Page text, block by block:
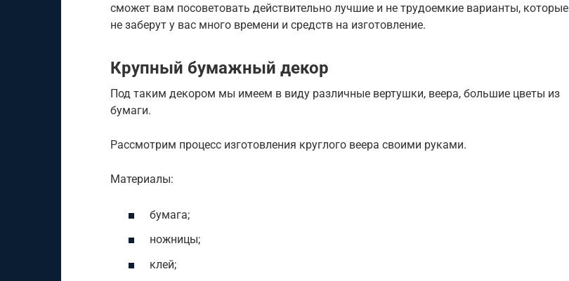
сможет вам посоветовать действительно лучшие и не трудоемкие варианты, которые
не заберут у вас много времени и средств на изготовление.
Крупный бумажный декор
Под таким декором мы имеем в виду различные вертушки, веера, большие цветы из
бумаги.
Рассмотрим процесс изготовления круглого веера своими руками.
Материалы:
бумага;
ножницы;
клей;